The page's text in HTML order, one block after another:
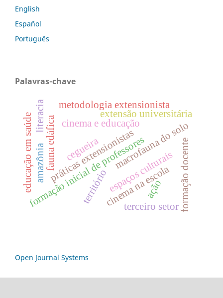
English
Español
Português
Palavras-chave
espaços culturais
formação inicial de professores
práticas extensionistas
amazônia macrofauna do solo
fauna edáfica cinema e educação
cinema na escola formação docente
extensão universitária
terceiro setor
metodologia extensionista
território
educação em saúde cegueira
literacia
ação
Open Journal Systems